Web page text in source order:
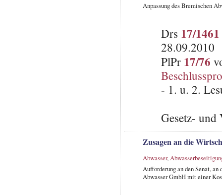
Anpassung des Bremischen
Drs 17/1461
28.09.2010
PlPr 17/76
- 1. u. 2.
Gesetz-
Zusagen an die
Abwasser,
Aufforderung an den Senat,
Abwasser GmbH mit einer